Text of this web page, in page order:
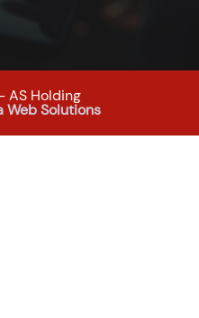
AS Holding
Web Solutions